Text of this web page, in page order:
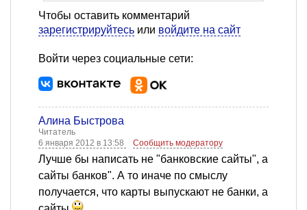
Чтобы оставить комментарий
зарегистрируйтесь или войдите на сайт
Войти через социальные сети:
Алина Быстрова
Читатель
6 января 2012 в 13:58
Сообщить модератору
Лучше бы написать не "банковские сайты", а
сайты банков". А то иначе по смыслу
получается, что карты выпускают не банки, а